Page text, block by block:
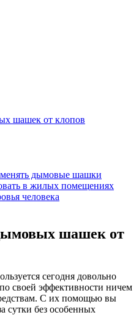
шашек от клопов
дымовые шашки
в жилых помещениях
человека
шашек от
сегодня довольно
своей эффективности ничем
С их помощью вы
сутки без особенных